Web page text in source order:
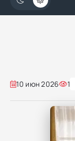
10 июн 2026 1